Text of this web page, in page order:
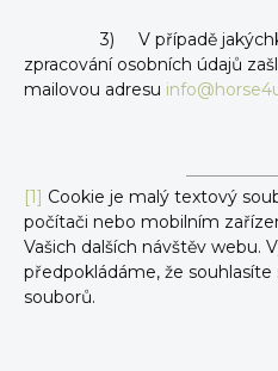
3) V případě jakýchkoli
zpracování osobních údajů
mailovou adresu
[1] Cookie je malý textový
počítači nebo mobilním
Vašich dalších návštěv webu.
předpokládáme, že
souborů.